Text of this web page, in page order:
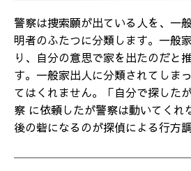
警察は捜索願が出ている人を、一
明者のふたつに分類します。一般
り、自分の意思で家を出たのだと
す。一般家出人に分類されてしま
てはくれません。「自分で探した
察 に依頼したが警察は動いてくれ
後の砦になるのが探偵による行方調